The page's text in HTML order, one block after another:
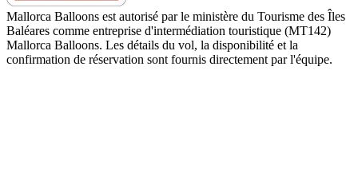
Mallorca Balloons est autorisé par le ministère du Tourisme des Îles
Baléares comme entreprise d'intermédiation touristique (MT142)
Mallorca Balloons. Les détails du vol, la disponibilité et la
confirmation de réservation sont fournis directement par l'équipe.